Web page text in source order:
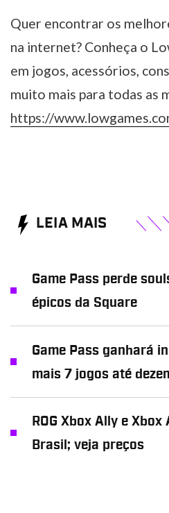
Quer encontrar os
na internet? Conheça o
em jogos, acessórios,
muito mais para todas as
https://
LEIA MAIS
Game Pass perde
épicos da Square
Game Pass ganhará
mais 7 jogos até
ROG Xbox Ally e
Brasil; veja preços